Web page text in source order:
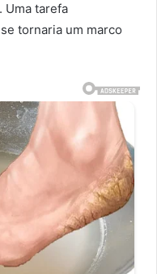
Uma tarefa
tornaria um marco